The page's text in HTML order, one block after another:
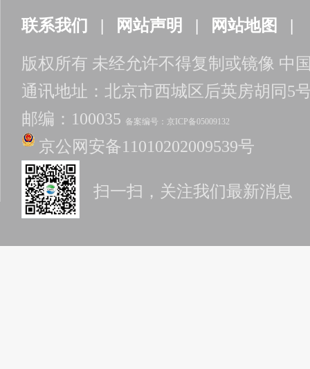
联系我们 | 网站声明 | 网站地图 |
版权所有 未经允许不得复制或镜像 中
通讯地址：北京市西城区后英房胡同5
邮编：100035 备案编号：京ICP备05009132
京公网安备11010202009539号
扫一扫，关注我们最新消息